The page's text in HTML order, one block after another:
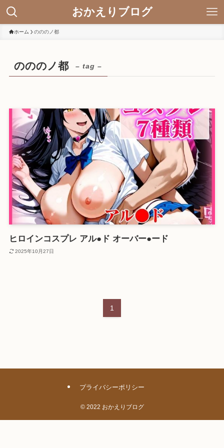
おかえりブログ
ホーム のののノ都
のののノ都 – tag –
ヒロインコスプレ アル●ド オーバー●ード
2025年10月27日
1
プライバシーポリシー
©2022 おかえりブログ